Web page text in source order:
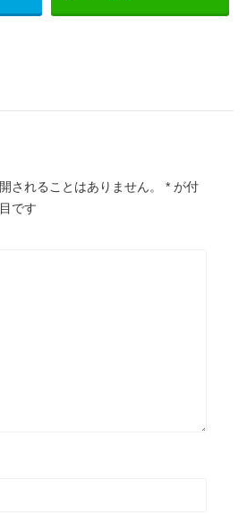
されることはありません。 * が付
です